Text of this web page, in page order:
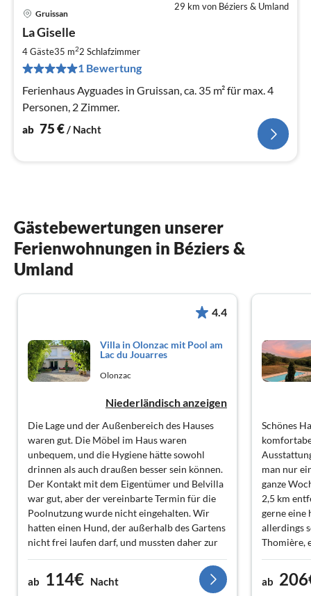
29 km von Béziers & Umland
Gruissan
La Giselle
4 Gäste35 m22 Schlafzimmer
1 Bewertung
Ferienhaus Ayguades in Gruissan, ca. 35 m² für max. 4
Personen, 2 Zimmer.
ab 75€/ Nacht
Gästebewertungen unserer
Ferienwohnungen in Béziers &
Umland
4.4
Villa in Olonzac mit Pool am
Lac du Jouarres
Olonzac
Niederländisch anzeigen
Die Lage und der Außenbereich des Hauses
waren gut. Die Möbel im Haus waren
unbequem, und die Hygiene hätte sowohl
drinnen als auch draußen besser sein können.
Der Kontakt mit dem Eigentümer und Belvilla
war gut, aber der vereinbarte Termin für die
Poolnutzung wurde nicht eingehalten. Wir
hatten einen Hund, der außerhalb des Gartens
nicht frei laufen darf, und mussten daher zur
vereinbarten Zeit im Haus sein, um ihn nicht
zu verlieren. Der Eigentümer erschien
zunächst nicht und kam dann ohne
ab 114€ Nacht
Schönes
man nur
ganze
2,5 km
gerne eine
allerdings
Thomière,
ab